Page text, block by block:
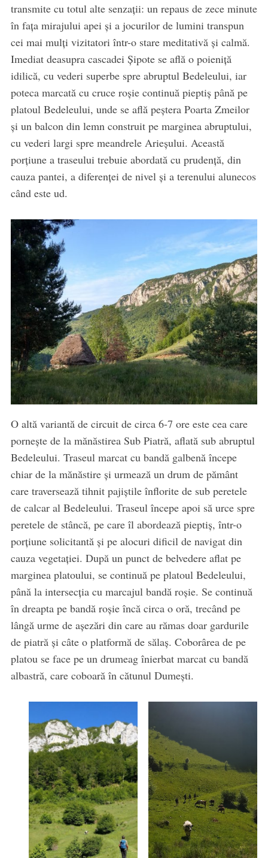
transmite cu totul alte senzaţii: un repaus de zece minute
în faţa mirajului apei şi a jocurilor de lumini transpun
cei mai mulţi vizitatori într-o stare meditativă şi calmă.
Imediat deasupra cascadei Şipote se află o poieniță
idilică, cu vederi superbe spre abruptul Bedeleului, iar
poteca marcată cu cruce roşie continuă pieptiş până pe
platoul Bedeleului, unde se află peştera Poarta Zmeilor
şi un balcon din lemn construit pe marginea abruptului,
cu vederi largi spre meandrele Arieşului. Această
porțiune a traseului trebuie abordată cu prudență, din
cauza pantei, a diferenței de nivel și a terenului alunecos
când este ud.
O altă variantă de circuit de circa 6-7 ore este cea care
pornește de la mănăstirea Sub Piatră, aflată sub abruptul
Bedeleului. Traseul marcat cu bandă galbenă începe
chiar de la mănăstire și urmează un drum de pământ
care traversează tihnit pajiștile înflorite de sub peretele
de calcar al Bedeleului. Traseul începe apoi să urce spre
peretele de stâncă, pe care îl abordează pieptiș, într-o
porțiune solicitantă și pe alocuri dificil de navigat din
cauza vegetației. După un punct de belvedere aflat pe
marginea platoului, se continuă pe platoul Bedeleului,
până la intersecția cu marcajul bandă roșie. Se continuă
în dreapta pe bandă roșie încă circa o oră, trecând pe
lângă urme de așezări din care au rămas doar gardurile
de piatră și câte o platformă de sălaș. Coborârea de pe
platou se face pe un drumeag înierbat marcat cu bandă
albastră, care coboară în cătunul Dumești.